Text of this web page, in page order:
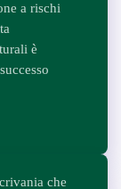
a rischi
è